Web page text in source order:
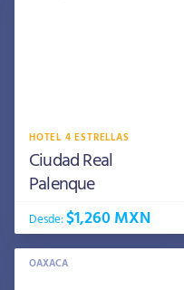
HOTEL 4 ESTRELLAS
Ciudad Real
Palenque
Desde:$1,260 MXN
OAXACA